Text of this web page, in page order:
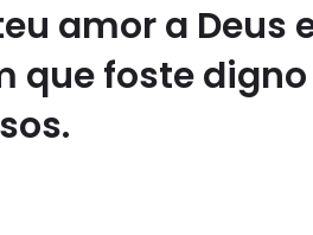
amor a Deus
que foste